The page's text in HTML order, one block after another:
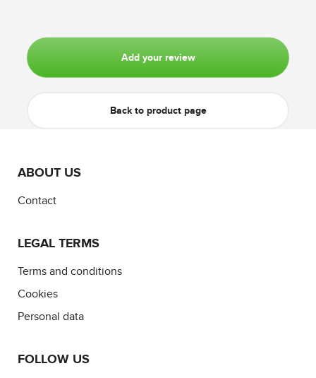
Add your review
Back to product page
ABOUT US
Contact
LEGAL TERMS
Terms and conditions
Cookies
Personal data
FOLLOW US